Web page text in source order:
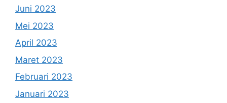
Juni 2023
Mei 2023
April 2023
Maret 2023
Februari 2023
Januari 2023